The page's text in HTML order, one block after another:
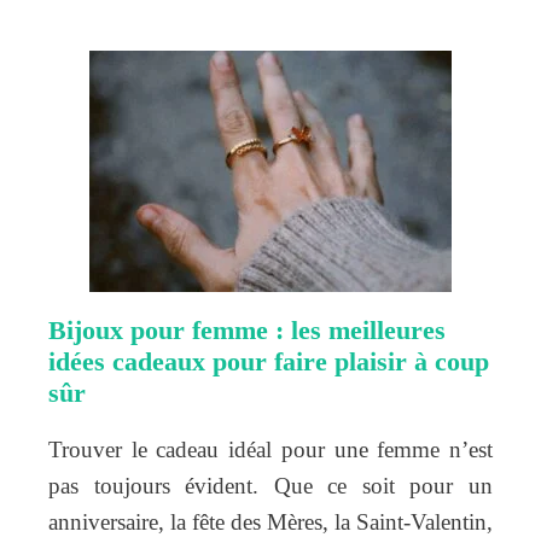
Bijoux pour femme : les meilleures
idées cadeaux pour faire plaisir à coup
sûr
Trouver le cadeau idéal pour une femme n’est
pas toujours évident. Que ce soit pour un
anniversaire, la fête des Mères, la Saint-Valentin,